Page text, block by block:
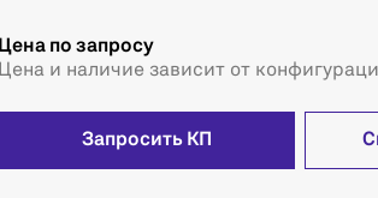
Цена по запросу
Цена и наличие зависит от
Запросить КП